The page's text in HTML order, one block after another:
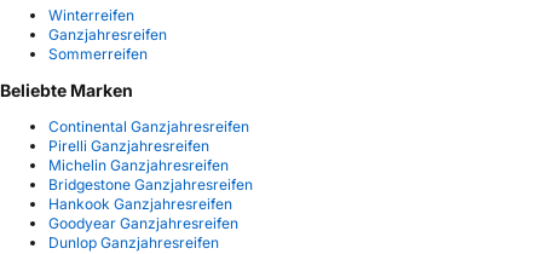
Winterreifen
Ganzjahresreifen
Sommerreifen
Beliebte Marken
Continental Ganzjahresreifen
Pirelli Ganzjahresreifen
Michelin Ganzjahresreifen
Bridgestone Ganzjahresreifen
Hankook Ganzjahresreifen
Goodyear Ganzjahresreifen
Dunlop Ganzjahresreifen